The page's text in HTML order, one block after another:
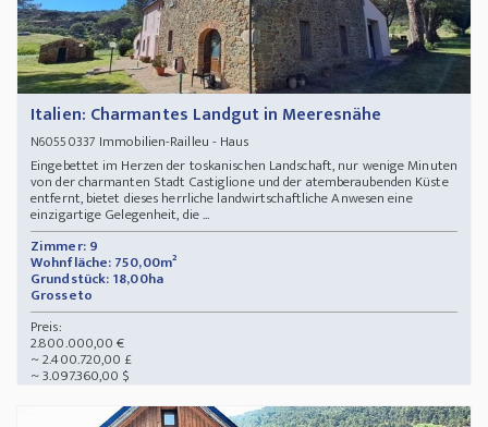
Italien: Charmantes Landgut in Meeresnähe
N60550337 Immobilien-Railleu - Haus
Eingebettet im Herzen der toskanischen Landschaft, nur wenige Minuten
von der charmanten Stadt Castiglione und der atemberaubenden Küste
entfernt, bietet dieses herrliche landwirtschaftliche Anwesen eine
einzigartige Gelegenheit, die ...
Zimmer: 9
Wohnfläche: 750,00m²
Grundstück: 18,00ha
Grosseto
Preis:
2.800.000,00 €
~ 2.400.720,00 £
~ 3.097.360,00 $